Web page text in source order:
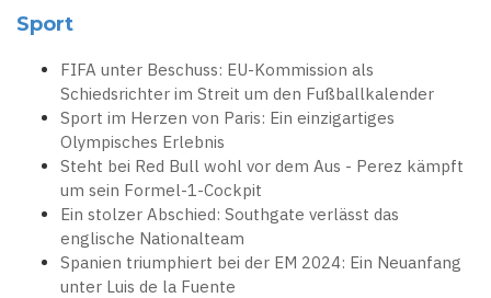
Sport
FIFA unter Beschuss: EU-Kommission als
Schiedsrichter im Streit um den Fußballkalender
Sport im Herzen von Paris: Ein einzigartiges
Olympisches Erlebnis
Steht bei Red Bull wohl vor dem Aus - Perez kämpft
um sein Formel-1-Cockpit
Ein stolzer Abschied: Southgate verlässt das
englische Nationalteam
Spanien triumphiert bei der EM 2024: Ein Neuanfang
unter Luis de la Fuente